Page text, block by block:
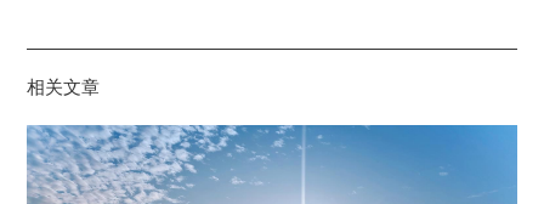
기
相关文章